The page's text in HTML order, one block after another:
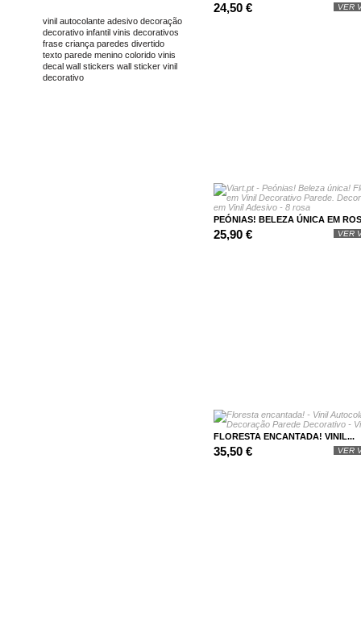
24,50 € VER
PEÓNIAS! BELEZA ÚNICA EM
25,90 € VER
FLORESTA ENCANTADA! VINIL...
35,50 € VER
vinil autocolante adesivo decoração
decorativo infantil vinis decorativos
frase criança paredes divertido
texto parede menino colorido vinis
decal wall stickers wall sticker vinil
decorativo